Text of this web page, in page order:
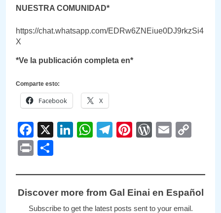
NUESTRA COMUNIDAD*
https://chat.whatsapp.com/EDRw6ZNEiue0DJ9rkzSi4
X
*Ve la publicación completa en*
Comparte esto:
Facebook X
Facebook
X LinkedIn
WhatsApp
Telegram
PinterestEmail
Print
Discover more from Gal Einai en Español
Subscribe to get the latest posts sent to your email.